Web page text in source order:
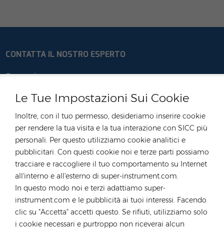
Le Tue Impostazioni Sui Cookie
Inoltre, con il tuo permesso, desideriamo inserire cookie
per rendere la tua visita e la tua interazione con SICC più
personali. Per questo utilizziamo cookie analitici e
pubblicitari. Con questi cookie noi e terze parti possiamo
tracciare e raccogliere il tuo comportamento su Internet
all'interno e all'esterno di super-instrument.com.
In questo modo noi e terzi adattiamo super-
instrument.com e le pubblicità ai tuoi interessi. Facendo
clic su "Accetta" accetti questo. Se rifiuti, utilizziamo solo
i cookie necessari e purtroppo non riceverai alcun
CONTATTA IL NOSTRO ESPERTO
Germania
tel : +49 176 55258880
Industriestraße 40,
Hong Kong
tel :+852 54222219
E-mail :hk@rongstar.com
39 Kung-Um Road, Yuen
Long, Hong Kong
Vietnam